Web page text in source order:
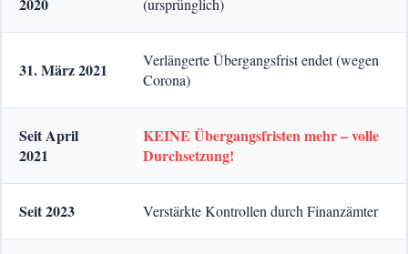
(ursprünglich)
31. März 2021
Verlängerte Übergangsfrist endet (wegen
Corona)
Seit April
2021
KEINE Übergangsfristen mehr – volle
Durchsetzung!
Seit 2023 Verstärkte Kontrollen durch Finanzämter